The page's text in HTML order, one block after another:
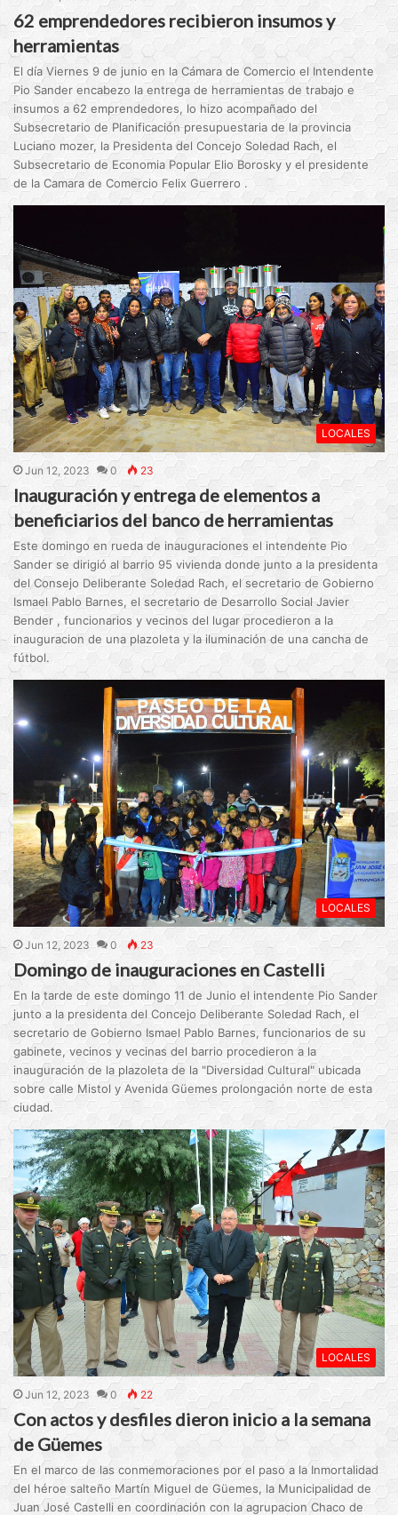
62 emprendedores recibieron insumos y
herramientas
El día Viernes 9 de junio en la Cámara de Comercio el Intendente
Pio Sander encabezo la entrega de herramientas de trabajo e
insumos a 62 emprendedores, lo hizo acompañado del
Subsecretario de Planificación presupuestaria de la provincia
Luciano mozer, la Presidenta del Concejo Soledad Rach, el
Subsecretario de Economia Popular Elio Borosky y el presidente
de la Camara de Comercio Felix Guerrero .
LOCALES
Jun 12, 2023 0 23
Inauguración y entrega de elementos a
beneficiarios del banco de herramientas
Este domingo en rueda de inauguraciones el intendente Pio
Sander se dirigió al barrio 95 vivienda donde junto a la presidenta
del Consejo Deliberante Soledad Rach, el secretario de Gobierno
Ismael Pablo Barnes, el secretario de Desarrollo Social Javier
Bender , funcionarios y vecinos del lugar procedieron a la
inauguracion de una plazoleta y la iluminación de una cancha de
fútbol.
LOCALES
Jun 12, 2023 0 23
Domingo de inauguraciones en Castelli
En la tarde de este domingo 11 de Junio el intendente Pio Sander
junto a la presidenta del Concejo Deliberante Soledad Rach, el
secretario de Gobierno Ismael Pablo Barnes, funcionarios de su
gabinete, vecinos y vecinas del barrio procedieron a la
inauguración de la plazoleta de la "Diversidad Cultural" ubicada
sobre calle Mistol y Avenida Güemes prolongación norte de esta
ciudad.
LOCALES
Jun 12, 2023 0 22
Con actos y desfiles dieron inicio a la semana
de Güemes
En el marco de las conmemoraciones por el paso a la Inmortalidad
del héroe salteño Martín Miguel de Güemes, la Municipalidad de
Juan José Castelli en coordinación con la agrupacion Chaco de